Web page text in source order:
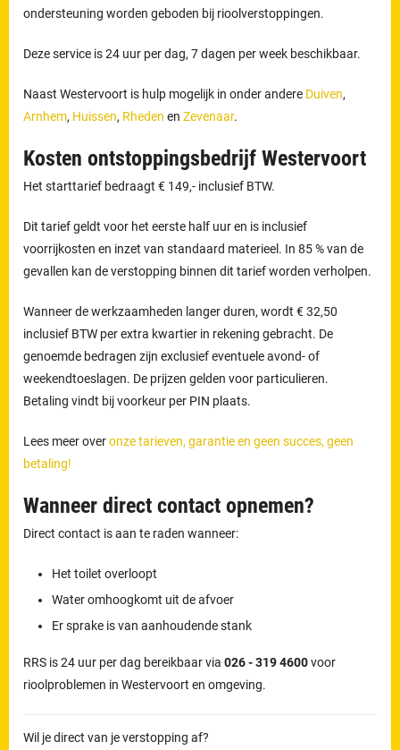
ondersteuning worden geboden bij rioolverstoppingen.
Deze service is 24 uur per dag, 7 dagen per week beschikbaar.
Naast Westervoort is hulp mogelijk in onder andere Duiven,
Arnhem, Huissen, Rheden enZevenaar.
Kosten ontstoppingsbedrijf Westervoort
Het starttarief bedraagt € 149,- inclusief BTW.
Dit tarief geldt voor het eerste half uur en is inclusief
voorrijkosten en inzet van standaard materieel. In 85 % van de
gevallen kan de verstopping binnen dit tarief worden verholpen.
Wanneer de werkzaamheden langer duren, wordt € 32,50
inclusief BTW per extra kwartier in rekening gebracht. De
genoemde bedragen zijn exclusief eventuele avond- of
weekendtoeslagen. De prijzen gelden voor particulieren.
Betaling vindt bij voorkeur per PIN plaats.
Lees meer overonze tarieven, garantie en geen succes, geen
betaling!
Wanneer direct contact opnemen?
Direct contact is aan te raden wanneer:
Het toilet overloopt
Water omhoogkomt uit de afvoer
Er sprake is van aanhoudende stank
RRS is 24 uur per dag bereikbaar via026 - 319 4600voor
rioolproblemen in Westervoort en omgeving.
Wil je direct van je verstopping af?